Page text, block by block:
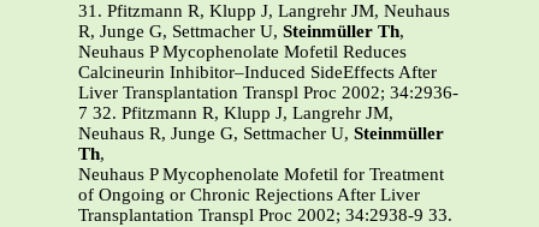
31. Pfitzmann R, Klupp J, Langrehr JM, Neuhaus
R, Junge G, Settmacher U, Steinmüller Th,
Neuhaus P Mycophenolate Mofetil Reduces
Calcineurin Inhibitor–Induced SideEffects After
Liver Transplantation Transpl Proc 2002; 34:2936-
7 32. Pfitzmann R, Klupp J, Langrehr JM,
Neuhaus R, Junge G, Settmacher U, Steinmüller
Th,
Neuhaus P Mycophenolate Mofetil for Treatment
of Ongoing or Chronic Rejections After Liver
Transplantation Transpl Proc 2002; 34:2938-9 33.